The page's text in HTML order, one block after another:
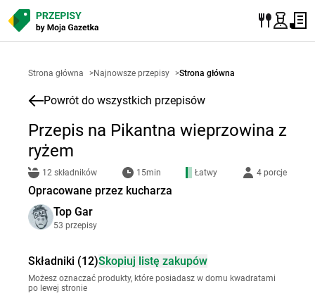
Strona główna >Najnowsze przepisy >Strona główna
Powrót do wszystkich przepisów
Przepis na Pikantna wieprzowina z
ryżem
12 składników 15min Łatwy 4 porcje
Opracowane przez kucharza
Top Gar
53 przepisy
Składniki (12)Skopiuj listę zakupów
Możesz oznaczać produkty, które posiadasz w domu kwadratami
po lewej stronie